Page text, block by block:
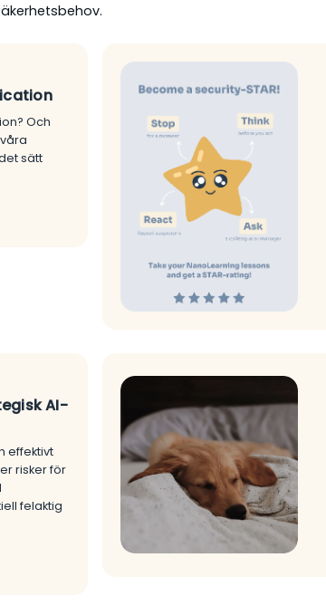
Och
sätt
AI-
effektivt
risker för
felaktig